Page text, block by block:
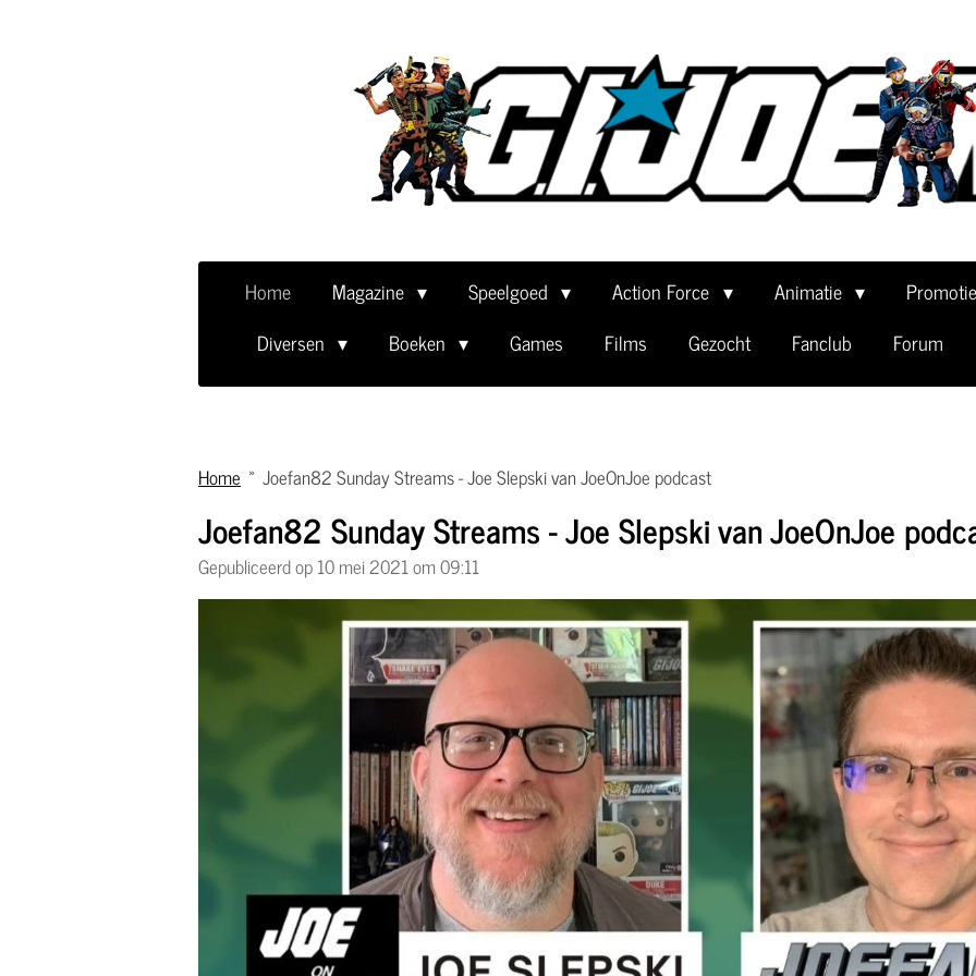
Home Magazine Speelgoed Action Force Animatie
Diversen
Boeken Games Films Gezocht Fanclub Forum
Home » Joefan82 Sunday Streams - Joe Slepski van JoeOnJoe podcast
Joefan82 Sunday Streams - Joe Slepski van JoeOnJoe
Gepubliceerd op 10 mei 2021 om 09:11